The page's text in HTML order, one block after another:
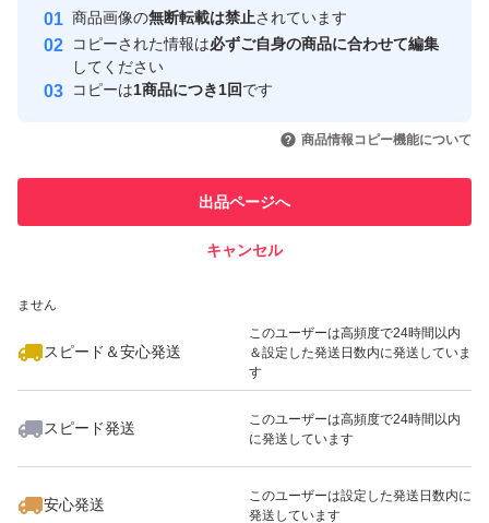
安心取引出品者
心・安全なユーザーです
取引実績
引を完了させた実績があります
での取引実績があります
ません
スピード＆安心発送
このユーザーは高頻度で24時間以内
＆設定した発送日数内に発送していま
す
スピード発送
このユーザーは高頻度で24時間以内
に発送しています
安心発送
このユーザーは設定した発送日数内に
発送しています
商品画像の無断転載は禁止されています
コピーされた情報は必ずご自身の商品に合わせて編集
してください
コピーは1商品につき1回です
商品情報コピー機能について
出品ページへ
キャンセル
いいね！
888